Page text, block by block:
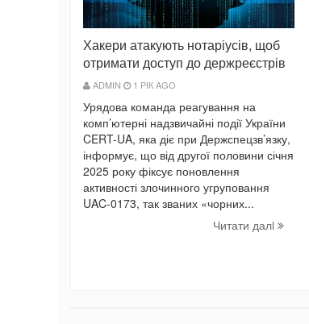
Хакери атакують нотаріусів, щоб
отримати доступ до держреєстрів
ADMIN 1 РІК AGO
Урядова команда реагування на
комп’ютерні надзвичайні події України
CERT-UA, яка діє при Держспецзв’язку,
інформує, що від другої половини січня
2025 року фіксує поновлення
активності злочинного угруповання
UAC-0173, так званих «чорних...
Читати далi